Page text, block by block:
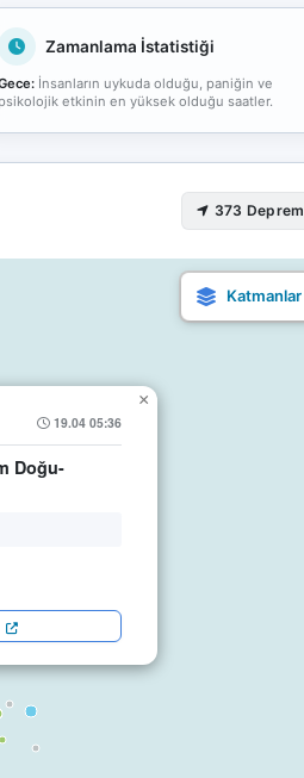
Zamanlama İstatistiği
İnsanların uykuda olduğu, paniğin ve
psikolojik etkinin en yüksek olduğu saatler.
373 Deprem
19.04 05:36
Doğu-
×